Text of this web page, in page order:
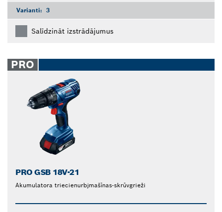
Varianti: 3
Salīdzināt izstrādājumus
PRO
PRO GSB 18V-21
Akumulatora triecienurbjmašīnas-skrūvgrieži